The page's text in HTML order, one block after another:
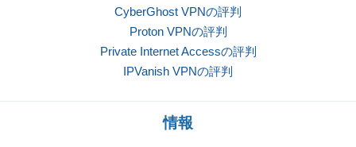
CyberGhost VPNの評判
Proton VPNの評判
Private Internet Accessの評判
IPVanish VPNの評判
情報